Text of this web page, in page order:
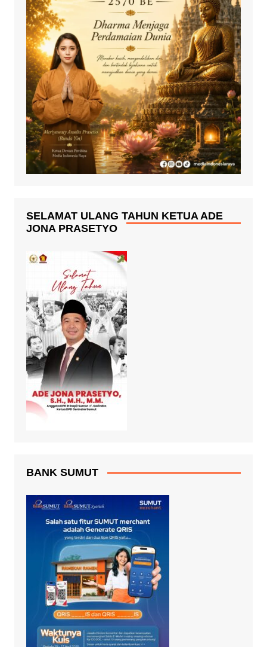
SELAMAT ULANG TAHUN KETUA ADE
JONA PRASETYO
BANK SUMUT